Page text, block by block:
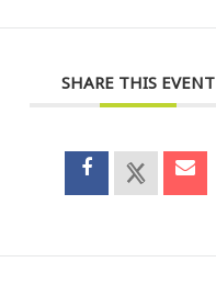
SHARE THIS EVENT